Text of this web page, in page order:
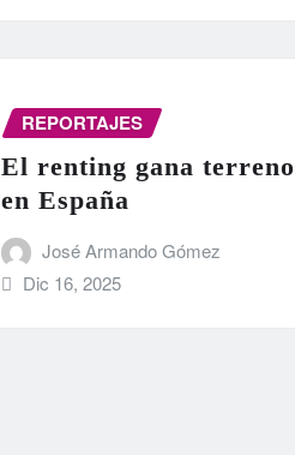
REPORTAJES
El renting gana terreno
en España
José Armando Gómez
Dic 16, 2025